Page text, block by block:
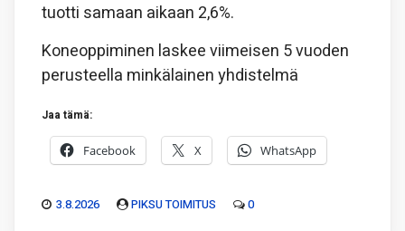
tuotti samaan aikaan 2,6%.
Koneoppiminen laskee viimeisen 5 vuoden
perusteella minkälainen yhdistelmä
Jaa tämä:
Facebook X WhatsApp
3.8.2026 PIKSU TOIMITUS 0